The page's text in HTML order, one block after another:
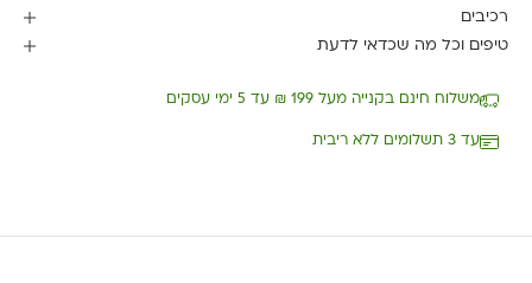
רכיבים
טיפים וכל מה שכדאי לדעת
משלוח חינם בקנייה מעל 199 ₪ עד 5 ימי עסקים
עד 3 תשלומים ללא ריבית